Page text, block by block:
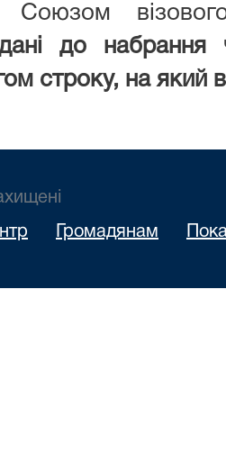
Союзом
до
строку, на який
Громадянам